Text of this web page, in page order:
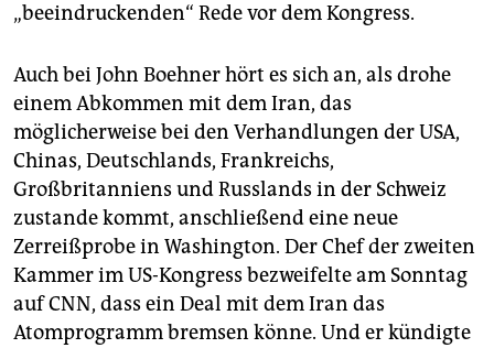
„beeindruckenden“ Rede vor dem Kongress.
Auch bei John Boehner hört es sich an, als drohe
einem Abkommen mit dem Iran, das
möglicherweise bei den Verhandlungen der USA,
Chinas, Deutschlands, Frankreichs,
Großbritanniens und Russlands in der Schweiz
zustande kommt, anschließend eine neue
Zerreißprobe in Washington. Der Chef der zweiten
Kammer im US-Kongress bezweifelte am Sonntag
auf CNN, dass ein Deal mit dem Iran das
Atomprogramm bremsen könne. Und er kündigte